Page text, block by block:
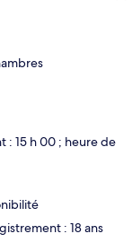
: 15 h 00 ; heure de
: 18 ans